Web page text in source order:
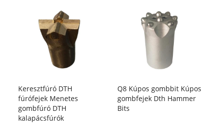
Keresztfúró DTH
fúrófejek Menetes
gombfúró DTH
kalapácsfúrók
Q8 Kúpos gombbit Kúpos
gombfejek Dth Hammer
Bits